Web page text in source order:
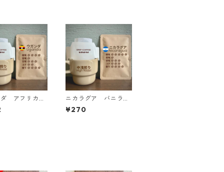
アフリカム
ット ドリッ
ニカラグア バニラレ
モネード ファンキー
ナチュラル ドリップ
¥270